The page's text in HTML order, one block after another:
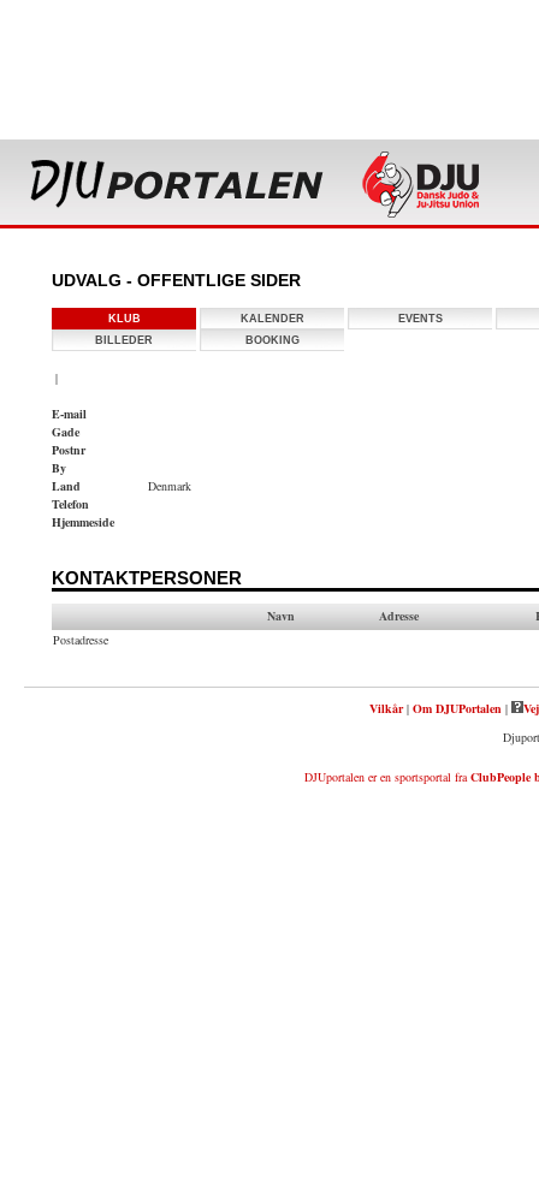
UDVALG - OFFENTLIGE SIDER
KLUB KALENDER
EVENTS
BILLEDER
BOOKING
|
E-mail
Gade
Postnr
By
Land
Denmark
Telefon
Hjemmeside
KONTAKTPERSONER
Navn Adresse
Postadresse
Vilkår| Om DJUPortalen|
DJUportalen er en sportsportal fraClubPeople